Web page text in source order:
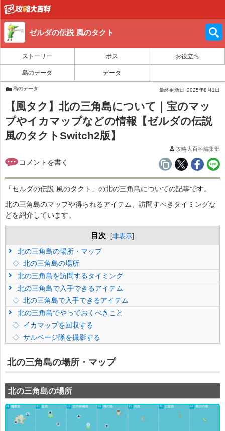
ゼルダの伝説 風のタクト
ストーリー ボス お役立ち
島のデータ データ
島のデータ 最終更新日 2025年8月1日
【風タク】北の三角島について｜宝のマッ
プやイカマップなどの情報【ゼルダの伝説
風のタクトSwitch2版】
攻略大百科編集部
「ゼルダの伝説 風のタクト」の北の三角島についての記事です。
北の三角島のマップや得られるアイテム、訪問すべきタイミングな
どを紹介しています。
目次 [非表示]
北の三角島の場所・マップ
北の三角島の場所
北の三角島を訪問するタイミング
北の三角島で入手できるアイテム
北の三角島で入手できるアイテム
北の三角島でやっておくべきこと
イカマップを回収する
サルベージ隊を撮影する
北の三角島の場所・マップ
北の三角島の場所